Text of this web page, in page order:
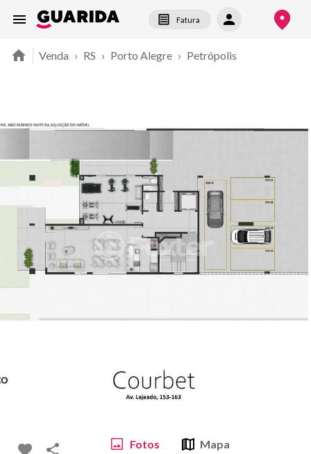
Fatura
Venda › RS › Porto Alegre › Petrópolis
Fotos Mapa